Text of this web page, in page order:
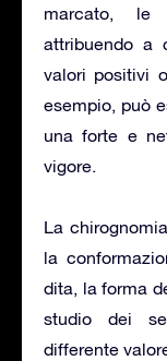
marcato, le
attribuendo a
valori positivi
esempio, può
una forte e
vigore.
La
la
dita, la forma
studio dei
differente